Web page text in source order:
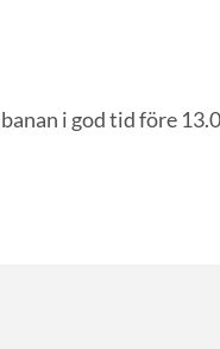
i god tid före